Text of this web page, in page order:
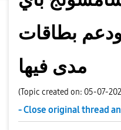
بطاقات
مدى فيها
(Topic created on: 05-07-
- Close original thread